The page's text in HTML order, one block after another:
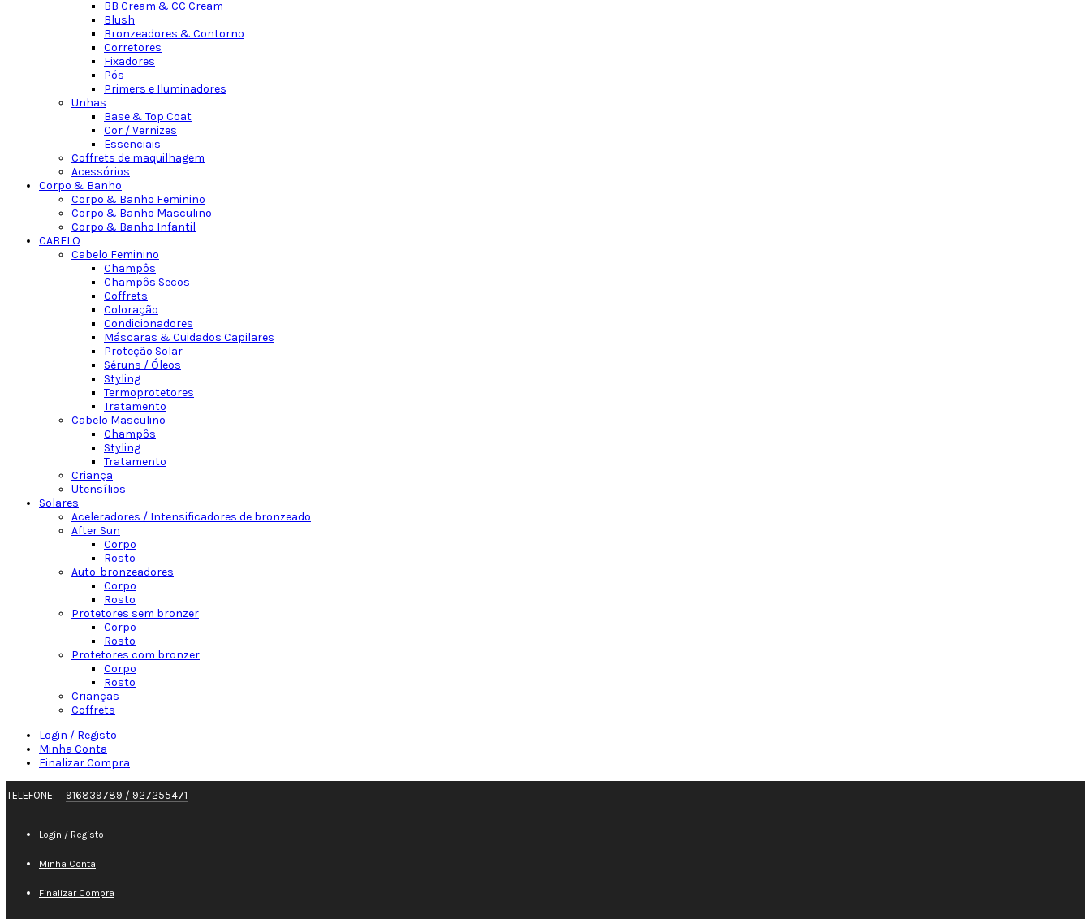
BB Cream & CC Cream
Blush
Bronzeadores & Contorno
Corretores
Fixadores
Pós
Primers e Iluminadores
Unhas
Base & Top Coat
Cor / Vernizes
Essenciais
Coffrets de maquilhagem
Acessórios
Corpo & Banho
Corpo & Banho Feminino
Corpo & Banho Masculino
Corpo & Banho Infantil
CABELO
Cabelo Feminino
Champôs
Champôs Secos
Coffrets
Coloração
Condicionadores
Máscaras & Cuidados Capilares
Proteção Solar
Séruns / Óleos
Styling
Termoprotetores
Tratamento
Cabelo Masculino
Champôs
Styling
Tratamento
Criança
Utensílios
Solares
Aceleradores / Intensificadores de bronzeado
After Sun
Corpo
Rosto
Auto-bronzeadores
Corpo
Rosto
Protetores sem bronzer
Corpo
Rosto
Protetores com bronzer
Corpo
Rosto
Crianças
Coffrets
Login / Registo
Minha Conta
Finalizar Compra
TELEFONE: 916839789 / 927255471
Login / Registo
Minha Conta
Finalizar Compra